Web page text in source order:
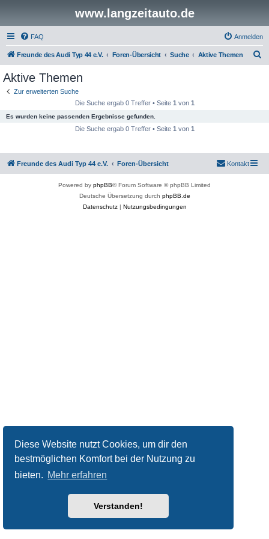
Diese Website nutzt Cookies, um dir den
bestmöglichen Komfort bei der Nutzung zu
bieten. Mehr erfahren
Verstanden!
www.langzeitauto.de
FAQ Anmelden
Freunde des Audi Typ 44 e.V. Foren-Übersicht Suche Aktive Themen
Aktive Themen
Zur erweiterten Suche
Die Suche ergab 0 Treffer • Seite 1 von 1
Es wurden keine passenden Ergebnisse gefunden.
Die Suche ergab 0 Treffer • Seite 1 von 1
Freunde des Audi Typ 44 e.V. Foren-Übersicht Kontakt
Powered by phpBB® Forum Software © phpBB Limited
Deutsche Übersetzung durch phpBB.de
Datenschutz| Nutzungsbedingungen